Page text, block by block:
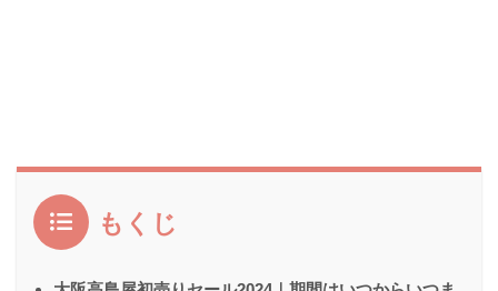
もくじ